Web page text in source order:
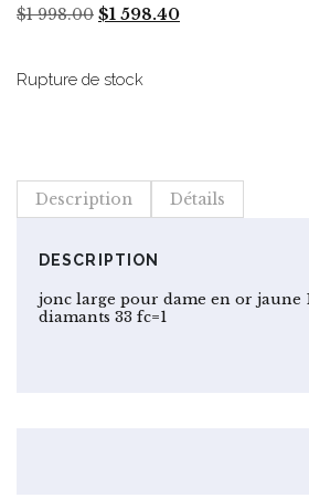
$1 998.00 Le
était :
$1 598.40Le
Rupture de stock
Description Détails
DESCRIPTION
jonc large pour dame en or jaune
diamants 33 fc=1